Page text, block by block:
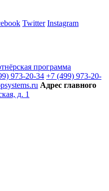
Twitter Instagram
программа
973-20-34 +7 (499) 973-20-
Адрес главного
д. 1